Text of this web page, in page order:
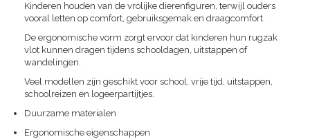
Kinderen houden van de vrolijke dierenfiguren, terwijl ouders
vooral letten op comfort, gebruiksgemak en draagcomfort.
De ergonomische vorm zorgt ervoor dat kinderen hun rugzak
vlot kunnen dragen tijdens schooldagen, uitstappen of
wandelingen.
Veel modellen zijn geschikt voor school, vrije tijd, uitstappen,
schoolreizen en logeerpartijtjes.
Duurzame materialen
Ergonomische eigenschappen